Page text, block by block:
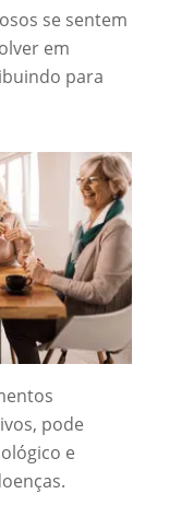
se sentem
em
para
pode
e